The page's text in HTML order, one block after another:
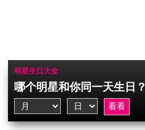
明星生日大全
哪个明星和你同一天生日？